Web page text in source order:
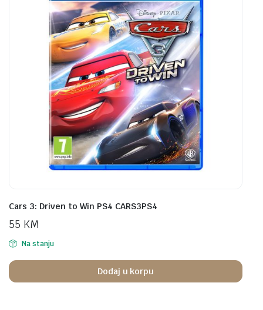
Cars 3: Driven to Win PS4 CARS3PS4
55 KM
Na stanju
Dodaj u korpu